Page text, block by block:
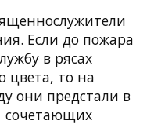
Если до пожара
в рясах
цвета, то на
они предстали в
сочетающих